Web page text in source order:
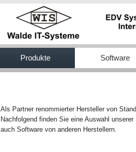
Produkte Software
Als Partner renommierter Hersteller von
Nachfolgend finden Sie eine Auswahl
auch Software von anderen Herstellern.